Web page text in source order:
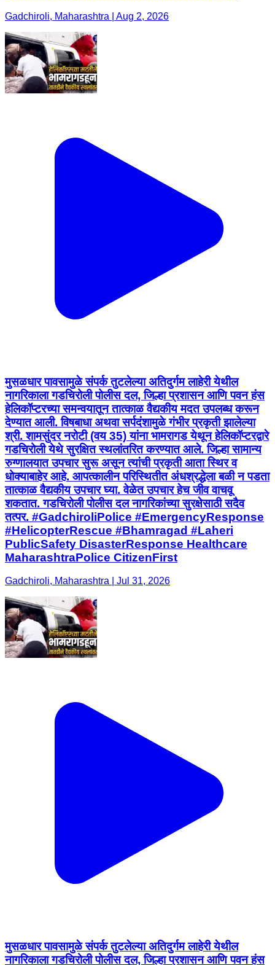
Gadchiroli, Maharashtra | Aug 2, 2026
मुसळधार पावसामुळे संपर्क तुटलेल्या अतिदुर्गम लाहेरी येथील
नागरिकाला गडचिरोली पोलीस दल, जिल्हा प्रशासन आणि पवन हंस
हेलिकॉप्टरच्या समन्वयातून तात्काळ वैद्यकीय मदत उपलब्ध करून
देण्यात आली. विषबाधा अथवा सर्पदंशामुळे गंभीर प्रकृती झालेल्या
श्री. शामसुंदर नरोटी (वय 35) यांना भामरागड येथून हेलिकॉप्टरद्वारे
गडचिरोली येथे सुरक्षित स्थलांतरित करण्यात आले. जिल्हा सामान्य
रुग्णालयात उपचार सुरू असून त्यांची प्रकृती आता स्थिर व
धोक्याबाहेर आहे. आपत्कालीन परिस्थितीत अंधश्रद्धेला बळी न पडता
तात्काळ वैद्यकीय उपचार घ्या. वेळेत उपचार हेच जीव वाचवू
शकतात. गडचिरोली पोलीस दल नागरिकांच्या सुरक्षेसाठी सदैव
तत्पर. #GadchiroliPolice #EmergencyResponse
#HelicopterRescue #Bhamragad #Laheri
PublicSafety DisasterResponse Healthcare
MaharashtraPolice CitizenFirst
Gadchiroli, Maharashtra | Jul 31, 2026
मुसळधार पावसामुळे संपर्क तुटलेल्या अतिदुर्गम लाहेरी येथील
नागरिकाला गडचिरोली पोलीस दल, जिल्हा प्रशासन आणि पवन हंस